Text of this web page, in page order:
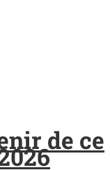
de ce